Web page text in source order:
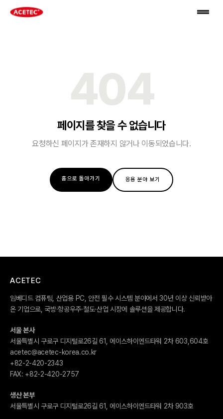
404
페이지를 찾을 수 없습니다
요청하신 페이지가 존재하지 않거나 이동되었습니다.
홈으로 돌아가기 응용 분야 보기
ACETEC
임베디드 컴퓨팅, 산업용 PC, 안전 필수 시스템 분야에서 30년 이상 신뢰받아
온 기업으로, 국방·항공우주·철도·산업 시장에 솔루션을 제공합니다.
서울 본사
서울특별시 구로구 디지털로26길 61, 에이스하이엔드타워 2차 603,604호
acetec@acetec-korea.co.kr
+82-2-420-2343
FAX: +82-2-420-2757
생산 본부
서울특별시 구로구 디지털로26길 61, 에이스하이엔드타워 2차 903호